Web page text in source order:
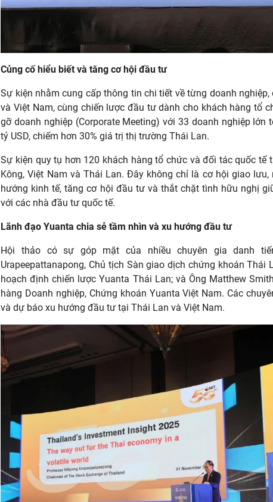
Củng cố hiểu biết và tăng cơ hội đầu tư
Sự kiện nhằm cung cấp thông tin chi tiết về từng doanh
và Việt Nam, cùng chiến lược đầu tư dành cho khách hàng tổ
gỡ doanh nghiệp (Corporate Meeting) với 33 doanh nghiệp
tỷ USD, chiếm hơn 30% giá trị thị trường Thái Lan.
Sự kiện quy tụ hơn 120 khách hàng tổ chức và đối tác quốc tế
Kông, Việt Nam và Thái Lan. Đây không chỉ là cơ hội giao
hướng kinh tế, tăng cơ hội đầu tư và thắt chặt tình hữu nghị
với các nhà đầu tư quốc tế.
Lãnh đạo Yuanta chia sẻ tầm nhìn và xu hướng đầu tư
Hội thảo có sự góp mặt của nhiều chuyên gia danh
Urapeepattanapong, Chủ tịch Sàn giao dịch chứng khoán Thái
hoạch định chiến lược Yuanta Thái Lan; và Ông Matthew
hàng Doanh nghiệp, Chứng khoán Yuanta Việt Nam. Các
và dự báo xu hướng đầu tư tại Thái Lan và Việt Nam.